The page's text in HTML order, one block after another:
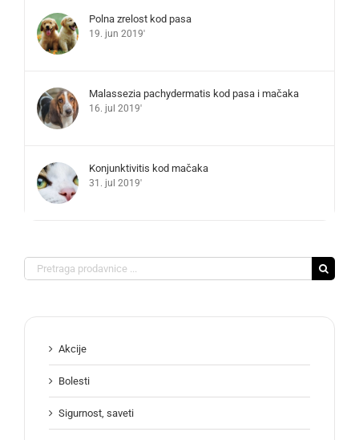
Polna zrelost kod pasa
19. jun 2019'
Malassezia pachydermatis kod pasa i mačaka
16. jul 2019'
Konjunktivitis kod mačaka
31. jul 2019'
Search
for:
Akcije
Bolesti
Sigurnost, saveti